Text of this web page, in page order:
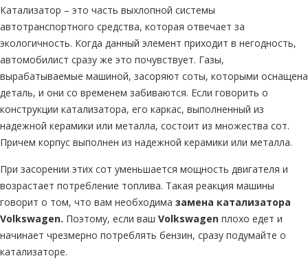
Катализатор – это часть выхлопной системы
автотранспортного средства, которая отвечает за
экологичность. Когда данный элемент приходит в негодность,
автомобилист сразу же это почувствует. Газы,
вырабатываемые машиной, засоряют соты, которыми оснащена
деталь, и они со временем забиваются. Если говорить о
конструкции катализатора, его каркас, выполненный из
надежной керамики или металла, состоит из множества сот.
Причем корпус выполнен из надежной керамики или металла.
При засорении этих сот уменьшается мощность двигателя и
возрастает потребление топлива. Такая реакция машины
говорит о том, что вам необходима замена катализатора
Volkswagen. Поэтому, если ваш Volkswagen плохо едет и
начинает чрезмерно потреблять бензин, сразу подумайте о
катализаторе.